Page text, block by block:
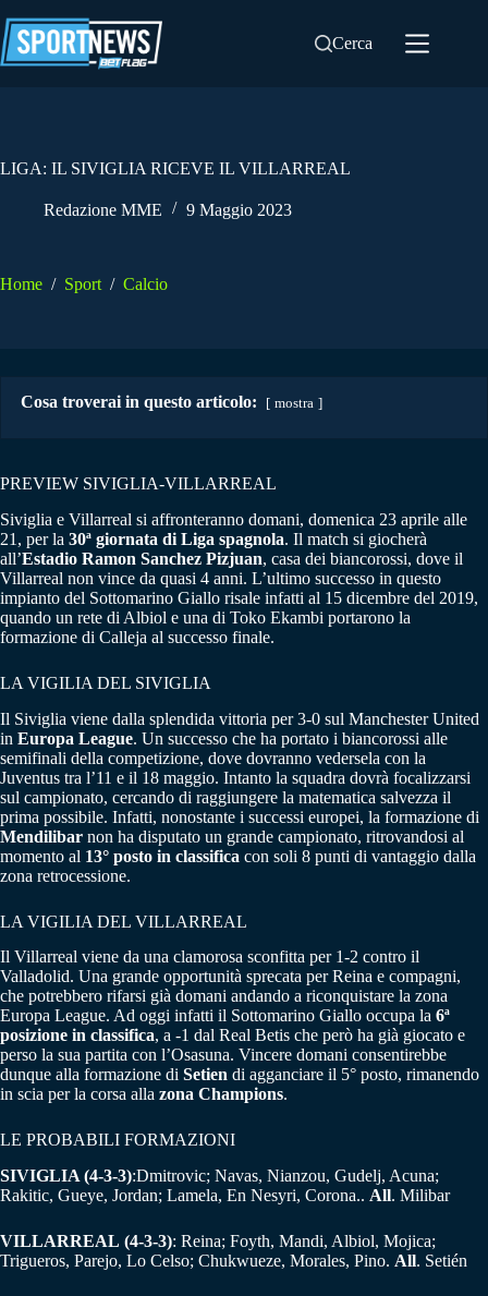
al
contenuto
Cerca
LIGA: IL SIVIGLIA RICEVE IL VILLARREAL
Redazione MME 9 Maggio 2023
Home / Sport / Calcio
Cosa troverai in questo articolo: mostra
PREVIEW SIVIGLIA-VILLARREAL
Siviglia e Villarreal si affronteranno domani, domenica 23 aprile alle
21, per la 30ª giornata di Liga spagnola. Il match si giocherà
all’Estadio Ramon Sanchez Pizjuan, casa dei biancorossi, dove il
Villarreal non vince da quasi 4 anni. L’ultimo successo in questo
impianto del Sottomarino Giallo risale infatti al 15 dicembre del 2019,
quando un rete di Albiol e una di Toko Ekambi portarono la
formazione di Calleja al successo finale.
LA VIGILIA DEL SIVIGLIA
Il Siviglia viene dalla splendida vittoria per 3-0 sul Manchester United
in Europa League. Un successo che ha portato i biancorossi alle
semifinali della competizione, dove dovranno vedersela con la
Juventus tra l’11 e il 18 maggio. Intanto la squadra dovrà focalizzarsi
sul campionato, cercando di raggiungere la matematica salvezza il
prima possibile. Infatti, nonostante i successi europei, la formazione di
Mendilibar non ha disputato un grande campionato, ritrovandosi al
momento al 13° posto in classifica con soli 8 punti di vantaggio dalla
zona retrocessione.
LA VIGILIA DEL VILLARREAL
Il Villarreal viene da una clamorosa sconfitta per 1-2 contro il
Valladolid. Una grande opportunità sprecata per Reina e compagni,
che potrebbero rifarsi già domani andando a riconquistare la zona
Europa League. Ad oggi infatti il Sottomarino Giallo occupa la 6ª
posizione in classifica, a -1 dal Real Betis che però ha già giocato e
perso la sua partita con l’Osasuna. Vincere domani consentirebbe
dunque alla formazione di Setien di agganciare il 5° posto, rimanendo
in scia per la corsa alla zona Champions.
LE PROBABILI FORMAZIONI
SIVIGLIA (4-3-3):Dmitrovic; Navas, Nianzou, Gudelj, Acuna;
Rakitic, Gueye, Jordan; Lamela, En Nesyri, Corona.. All. Milibar
VILLARREAL (4-3-3): Reina; Foyth, Mandi, Albiol, Mojica;
Trigueros, Parejo, Lo Celso; Chukwueze, Morales, Pino. All. Setién